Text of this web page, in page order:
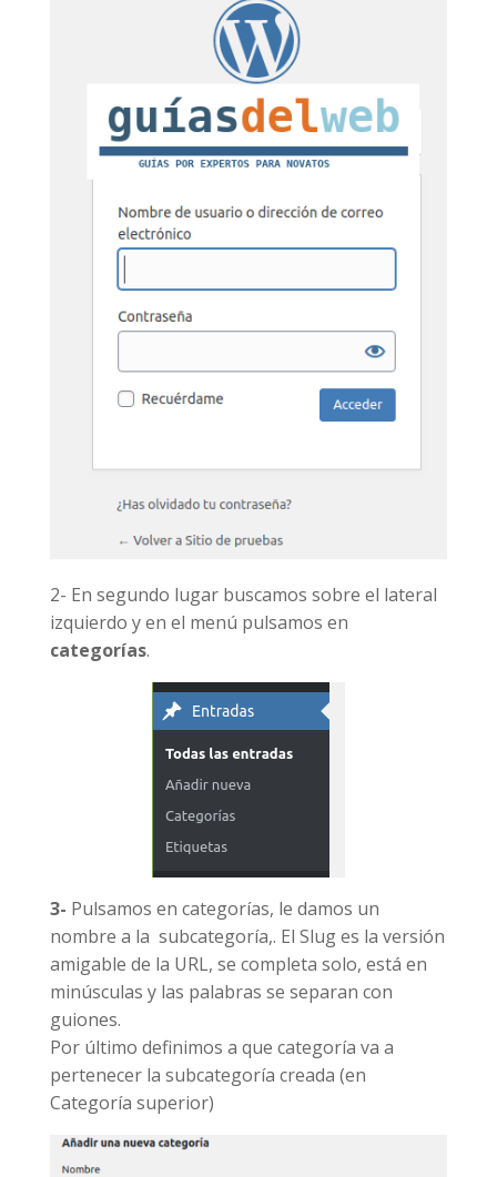
2- En segundo lugar buscamos sobre el lateral
izquierdo y en el menú pulsamos en
categorías.
3- Pulsamos en categorías, le damos un
nombre a la subcategoría,. El Slug es la versión
amigable de la URL, se completa solo, está en
minúsculas y las palabras se separan con
guiones.
Por último definimos a que categoría va a
pertenecer la subcategoría creada (en
Categoría superior)